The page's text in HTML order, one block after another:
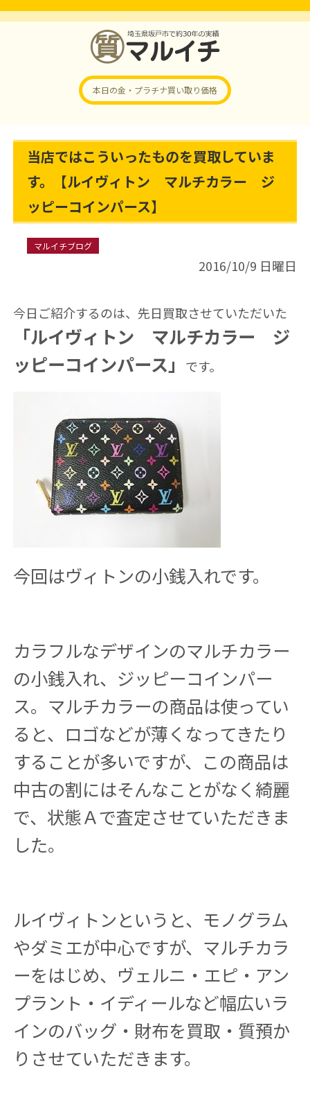
本日の金・プラチナ買い取り価格
当店ではこういったものを買取していま
す。【ルイヴィトン マルチカラー ジ
ッピーコインパース】
マルイチブログ
2016/10/9 日曜日
今日ご紹介するのは、先日買取させていただいた
「ルイヴィトン マルチカラー ジ
ッピーコインパース」
です。
今回はヴィトンの小銭入れです。
カラフルなデザインのマルチカラー
の小銭入れ、ジッピーコインパー
ス。マルチカラーの商品は使ってい
ると、ロゴなどが薄くなってきたり
することが多いですが、この商品は
中古の割にはそんなことがなく綺麗
で、状態Ａで査定させていただきま
した。
ルイヴィトンというと、モノグラム
やダミエが中心ですが、マルチカラ
ーをはじめ、ヴェルニ・エピ・アン
プラント・イディールなど幅広いラ
インのバッグ・財布を買取・質預か
りさせていただきます。